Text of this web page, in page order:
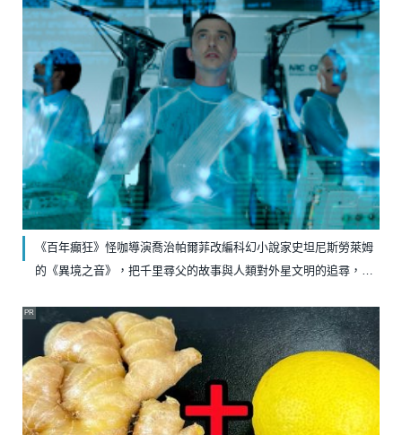
《百年癲狂》怪咖導演喬治帕爾菲改編科幻小說家史坦尼斯勞萊姆
的《異境之音》，把千里尋父的故事與人類對外星文明的追尋，做
PR